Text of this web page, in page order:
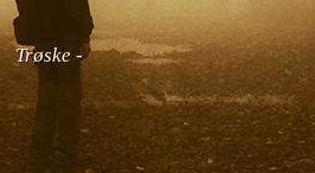
Trøske -